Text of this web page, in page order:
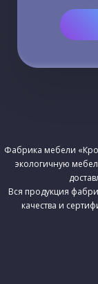
Фабрика мебели
экологичную
Вся продукция
качества и